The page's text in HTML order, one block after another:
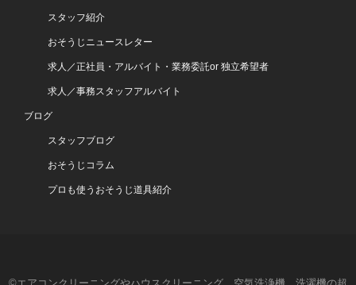
スタッフ紹介
おそうじニュースレター
求人／正社員・アルバイト・業務委託or 独立希望者
求人／事務スタッフアルバイト
ブログ
スタッフブログ
おそうじコラム
プロも使うおそうじ道具紹介